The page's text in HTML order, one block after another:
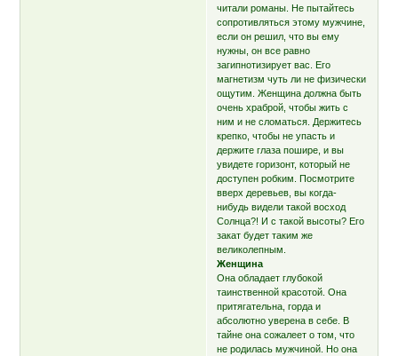
читали романы. Не пытайтесь
сопротивляться этому мужчине,
если он решил, что вы ему
нужны, он все равно
загипнотизирует вас. Его
магнетизм чуть ли не физически
ощутим. Женщина должна быть
очень храброй, чтобы жить с
ним и не сломаться. Держитесь
крепко, чтобы не упасть и
держите глаза пошире, и вы
увидете горизонт, который не
доступен робким. Посмотрите
вверх деревьев, вы когда-
нибудь видели такой восход
Солнца?! И с такой высоты? Его
закат будет таким же
великолепным.
Женщина
Она обладает глубокой
таинственной красотой. Она
притягательна, горда и
абсолютно уверена в себе. В
тайне она сожалеет о том, что
не родилась мужчиной. Но она